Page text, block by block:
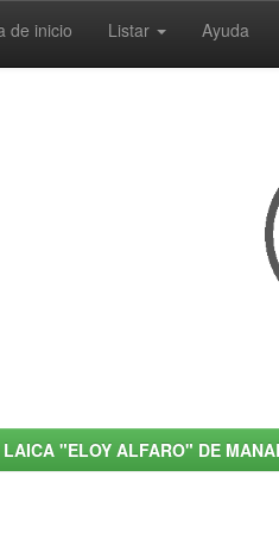
de inicio Listar Ayuda
LAICA "ELOY ALFARO" DE